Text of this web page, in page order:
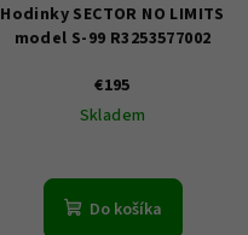
Hodinky SECTOR NO LIMITS
model S-99 R3253577002
€195
Skladem
Do košíka